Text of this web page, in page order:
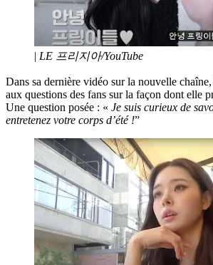
| LE 프리지아/YouTube
Dans sa dernière vidéo sur la nouvelle
aux questions des fans sur la façon dont elle
Une question posée : « Je suis curieux de
entretenez votre corps d’été !”